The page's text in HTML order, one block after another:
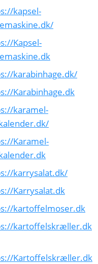
kapsel-
Kapsel-
karabinhage.dk/
Karabinhage.dk
karamel-
Karamel-
karrysalat.dk/
Karrysalat.dk
kartoffelmoser.dk
kartoffelskræller.dk
Kartoffelskræller.dk